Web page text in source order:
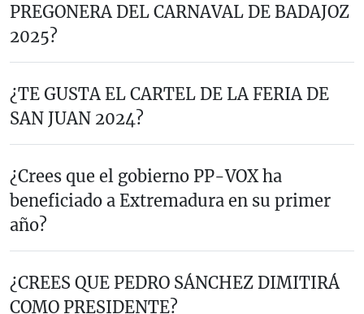
PREGONERA DEL CARNAVAL DE BADAJOZ
2025?
¿TE GUSTA EL CARTEL DE LA FERIA DE
SAN JUAN 2024?
¿Crees que el gobierno PP-VOX ha
beneficiado a Extremadura en su primer
año?
¿CREES QUE PEDRO SÁNCHEZ DIMITIRÁ
COMO PRESIDENTE?